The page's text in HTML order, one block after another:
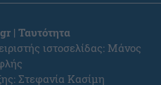
| Ταυτότητα
ιστοσελίδας: Μάνος
Στεφανία Κασίμη